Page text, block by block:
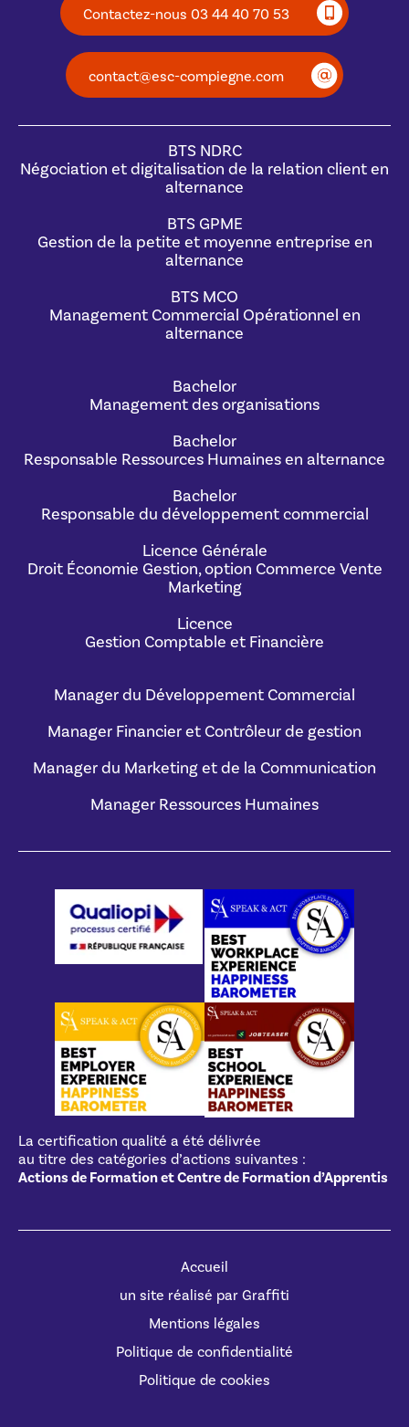
Contactez-nous 03 44 40 70 53
contact@esc-compiegne.com
BTS NDRC
Négociation et digitalisation de la relation client en
alternance
BTS GPME
Gestion de la petite et moyenne entreprise en
alternance
BTS MCO
Management Commercial Opérationnel en
alternance
Bachelor
Management des organisations
Bachelor
Responsable Ressources Humaines en alternance
Bachelor
Responsable du développement commercial
Licence Générale
Droit Économie Gestion, option Commerce Vente
Marketing
Licence
Gestion Comptable et Financière
Manager du Développement Commercial
Manager Financier et Contrôleur de gestion
Manager du Marketing et de la Communication
Manager Ressources Humaines
La certification qualité a été délivrée
au titre des catégories d’actions suivantes :
Actions de Formation et Centre de Formation d’Apprentis
Accueil
un site réalisé par Graffiti
Mentions légales
Politique de confidentialité
Politique de cookies